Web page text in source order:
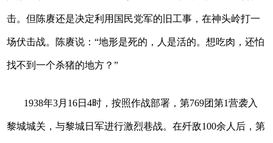
击。但陈赓还是决定利用国民党军的旧工事，在神头岭打一
场伏击战。陈赓说：“地形是死的，人是活的。想吃肉，还怕
找不到一个杀猪的地方？”
1938年3月16日4时，按照作战部署，第769团第1营袭入
黎城城关，与黎城日军进行激烈巷战。在歼敌100余人后，第